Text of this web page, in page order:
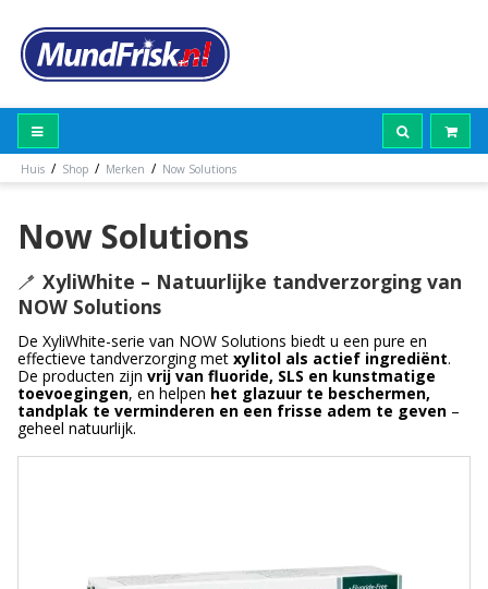
Huis / Shop / Merken / Now Solutions
Now Solutions
🪥 XyliWhite – Natuurlijke tandverzorging van
NOW Solutions
De XyliWhite-serie van NOW Solutions biedt u een pure en
effectieve tandverzorging met xylitol als actief ingrediënt.
De producten zijn vrij van fluoride, SLS en kunstmatige
toevoegingen, en helpen het glazuur te beschermen,
tandplak te verminderen en een frisse adem te geven –
geheel natuurlijk.